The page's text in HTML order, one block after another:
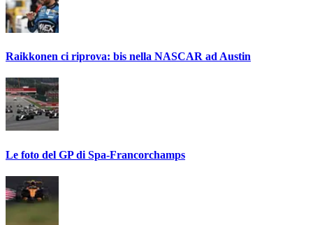
Raikkonen ci riprova: bis nella NASCAR ad Austin
Le foto del GP di Spa-Francorchamps